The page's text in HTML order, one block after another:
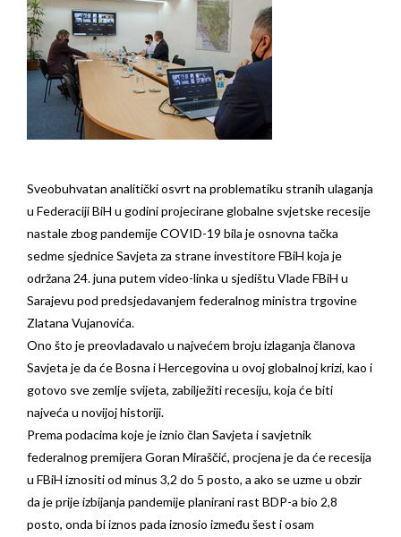
Sveobuhvatan analitički osvrt na problematiku stranih ulaganja
u Federaciji BiH u godini projecirane globalne svjetske recesije
nastale zbog pandemije COVID-19 bila je osnovna tačka
sedme sjednice Savjeta za strane investitore FBiH koja je
održana 24. juna putem video-linka u sjedištu Vlade FBiH u
Sarajevu pod predsjedavanjem federalnog ministra trgovine
Zlatana Vujanovića.
Ono što je preovladavalo u najvećem broju izlaganja članova
Savjeta je da će Bosna i Hercegovina u ovoj globalnoj krizi, kao i
gotovo sve zemlje svijeta, zabilježiti recesiju, koja će biti
najveća u novijoj historiji.
Prema podacima koje je iznio član Savjeta i savjetnik
federalnog premijera Goran Miraščić, procjena je da će recesija
u FBiH iznositi od minus 3,2 do 5 posto, a ako se uzme u obzir
da je prije izbijanja pandemije planirani rast BDP-a bio 2,8
posto, onda bi iznos pada iznosio između šest i osam